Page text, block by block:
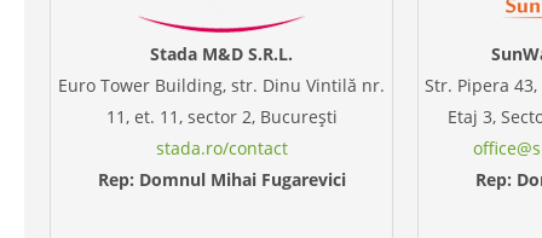
Stada M&D S.R.L.
Euro Tower Building, str. Dinu Vintilă nr.
11, et. 11, sector 2, Bucureşti
stada.ro/contact
Rep: Domnul Mihai Fugarevici
Str. Pipera
Etaj 3,
Rep: